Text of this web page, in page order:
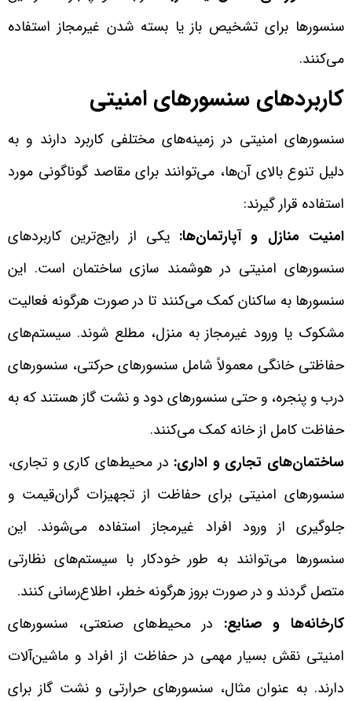
سنسورها برای تشخیص باز یا بسته شدن غیرمجاز استفاده
می‌کنند.
کاربردهای سنسورهای امنیتی
سنسورهای امنیتی در زمینه‌های مختلفی کاربرد دارند و به
دلیل تنوع بالای آن‌ها، می‌توانند برای مقاصد گوناگونی مورد
استفاده قرار گیرند:
امنیت منازل و آپارتمان‌ها: یکی از رایج‌ترین کاربردهای
سنسورهای امنیتی در هوشمند سازی ساختمان است. این
سنسورها به ساکنان کمک می‌کنند تا در صورت هرگونه فعالیت
مشکوک یا ورود غیرمجاز به منزل، مطلع شوند. سیستم‌های
حفاظتی خانگی معمولاً شامل سنسورهای حرکتی، سنسورهای
درب و پنجره، و حتی سنسورهای دود و نشت گاز هستند که به
حفاظت کامل از خانه کمک می‌کنند.
ساختمان‌های تجاری و اداری: در محیط‌های کاری و تجاری،
سنسورهای امنیتی برای حفاظت از تجهیزات گران‌قیمت و
جلوگیری از ورود افراد غیرمجاز استفاده می‌شوند. این
سنسورها می‌توانند به طور خودکار با سیستم‌های نظارتی
متصل گردند و در صورت بروز هرگونه خطر، اطلاع‌رسانی کنند.
کارخانه‌ها و صنایع: در محیط‌های صنعتی، سنسورهای
امنیتی نقش بسیار مهمی در حفاظت از افراد و ماشین‌آلات
دارند. به عنوان مثال، سنسورهای حرارتی و نشت گاز برای